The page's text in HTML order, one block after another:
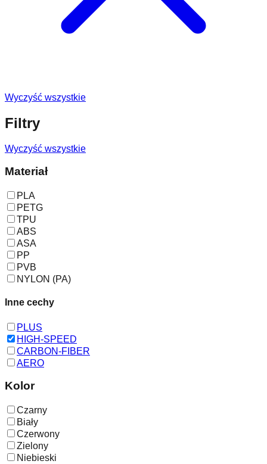
Wyczyść wszystkie
Filtry
Wyczyść wszystkie
Materiał
PLA
PETG
TPU
ABS
ASA
PP
PVB
NYLON (PA)
Inne cechy
PLUS
HIGH-SPEED
CARBON-FIBER
AERO
Kolor
Czarny
Biały
Czerwony
Zielony
Niebieski